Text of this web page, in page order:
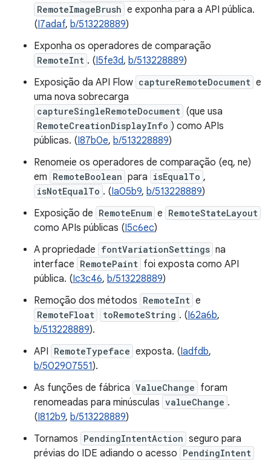
RemoteImageBrush e exponha para a API pública.
(I7adaf, b/513228889)
Exponha os operadores de comparação
RemoteInt . (I5fe3d, b/513228889)
Exposição da API Flow captureRemoteDocument e
uma nova sobrecarga
captureSingleRemoteDocument (que usa
RemoteCreationDisplayInfo ) como APIs
públicas. (I87b0e, b/513228889)
Renomeie os operadores de comparação (eq, ne)
em RemoteBoolean para isEqualTo ,
isNotEqualTo . (Ia05b9, b/513228889)
Exposição de RemoteEnum e RemoteStateLayout
como APIs públicas (I5c6ec)
A propriedade fontVariationSettings na
interface RemotePaint foi exposta como API
pública. (Ic3c46, b/513228889)
Remoção dos métodos RemoteInt e
RemoteFloat toRemoteString . (I62a6b,
b/513228889).
API RemoteTypeface exposta. (Iadfdb,
b/502907551).
As funções de fábrica ValueChange foram
renomeadas para minúsculas valueChange .
(I812b9, b/513228889)
Tornamos PendingIntentAction seguro para
prévias do IDE adiando o acesso PendingIntent